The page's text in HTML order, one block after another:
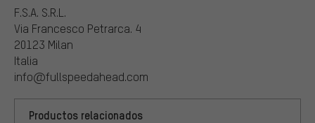
F.S.A. S.R.L.
Via Francesco Petrarca. 4
20123 Milan
Italia
info@fullspeedahead.com
Productos relacionados